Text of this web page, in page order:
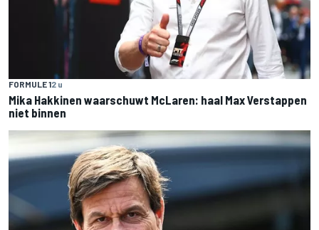
FORMULE 12 u
Mika Hakkinen waarschuwt McLaren: haal Max Verstappen
niet binnen